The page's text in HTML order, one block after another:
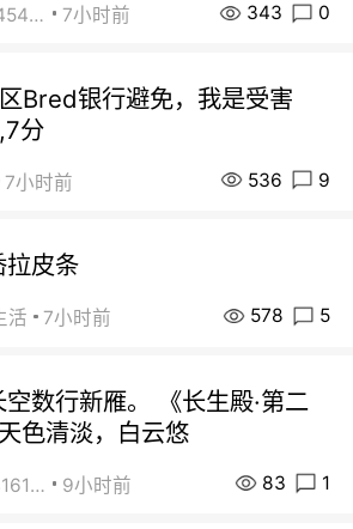
街友90454511 7小时前 343 0
Bred银行避免，我是受害
分
7小时前 536 9
拉皮条
活 7小时前 578 5
数行新雁。 《长生殿·第二
色清淡，白云悠
街友21416156 9小时前 83 1